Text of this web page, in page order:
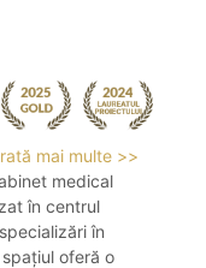
mai multe >>
medical
în centrul
în
oferă o